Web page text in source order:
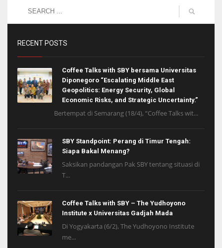
RECENT POSTS
Coffee Talks with SBY bersama Universitas
Diponegoro “Escalating Middle East
Geopolitics: Energy Security, Global
Economic Risks, and Strategic Uncertainty.”
Bertempat di Semarang (18/4), “Coffee Talks wit...
SBY Standpoint: Perang di Timur Tengah:
Siapa Bakal Menang?
Saksikan pandangan Pak SBY tentang situasi di
T...
Coffee Talks with SBY – The Yudhoyono
Institute x Universitas Gadjah Mada
Di Yogyakarta (6/2), The Yudhoyono Institute
me...